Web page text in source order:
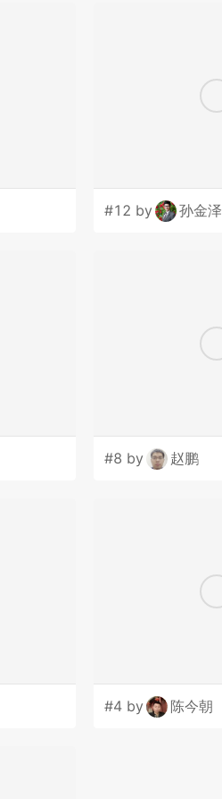
#12 by 孙金泽
#8 by 赵鹏
#4 by 陈今朝